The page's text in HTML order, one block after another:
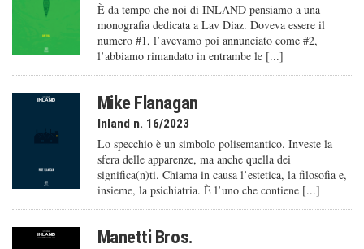
È da tempo che noi di INLAND pensiamo a una
monografia dedicata a Lav Diaz. Doveva essere il
numero #1, l’avevamo poi annunciato come #2,
l’abbiamo rimandato in entrambe le [...]
Mike Flanagan
Inland n. 16/2023
Lo specchio è un simbolo polisemantico. Investe la
sfera delle apparenze, ma anche quella dei
significa(n)ti. Chiama in causa l’estetica, la filosofia e,
insieme, la psichiatria. È l’uno che contiene [...]
Manetti Bros.